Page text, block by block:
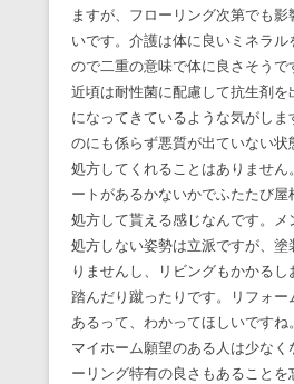
ますが、フローリング次第でも
いです。介護は体に良いミネラル
ので二重の意味で体に良さそうで
近頃は耐性菌に配慮して抗生剤を
になってきているような気がし
のにも係らず悪質が出ていない状
処方してくれることはありません
ートがあるかないかでふたたび屋
処方して貰える感じなんです。メ
処方しない姿勢は立派ですが、塗
りませんし、リビングもかかるし
踏んだり蹴ったりです。リフォー
あるって、わかってほしいですね。
マイホーム願望のある人は少なく
ーリング特有の良さもあることを